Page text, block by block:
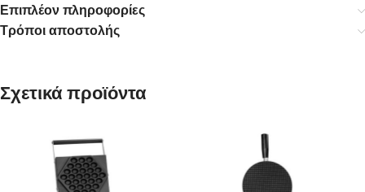
Επιπλέον πληροφορίες
Τρόποι αποστολής
Σχετικά προϊόντα